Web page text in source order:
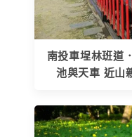
南投車埕林班道
池與天車 近山